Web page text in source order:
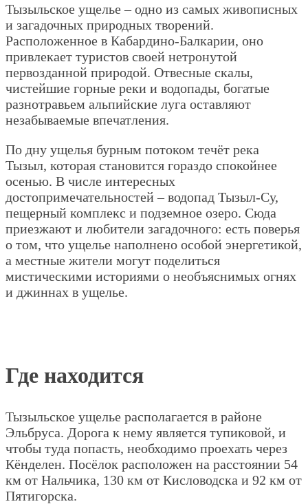
Тызыльское ущелье – одно из самых живописных
и загадочных природных творений.
Расположенное в Кабардино-Балкарии, оно
привлекает туристов своей нетронутой
первозданной природой. Отвесные скалы,
чистейшие горные реки и водопады, богатые
разнотравьем альпийские луга оставляют
незабываемые впечатления.
По дну ущелья бурным потоком течёт река
Тызыл, которая становится гораздо спокойнее
осенью. В числе интересных
достопримечательностей – водопад Тызыл-Су,
пещерный комплекс и подземное озеро. Сюда
приезжают и любители загадочного: есть поверья
о том, что ущелье наполнено особой энергетикой,
а местные жители могут поделиться
мистическими историями о необъяснимых огнях
и джиннах в ущелье.
Где находится
Тызыльское ущелье располагается в районе
Эльбруса. Дорога к нему является тупиковой, и
чтобы туда попасть, необходимо проехать через
Кёнделен. Посёлок расположен на расстоянии 54
км от Нальчика, 130 км от Кисловодска и 92 км от
Пятигорска.